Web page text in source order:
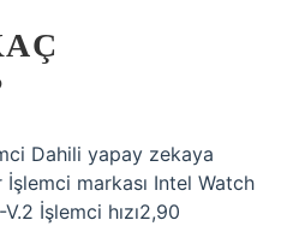
Dahili yapay zekaya
İşlemci markası Intel Watch
İşlemci hızı2,90